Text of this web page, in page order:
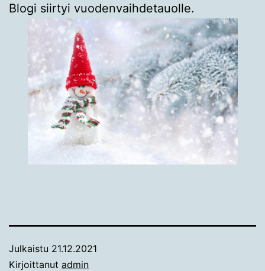
Blogi siirtyi vuodenvaihdetauolle.
Julkaistu 21.12.2021
Kirjoittanut admin